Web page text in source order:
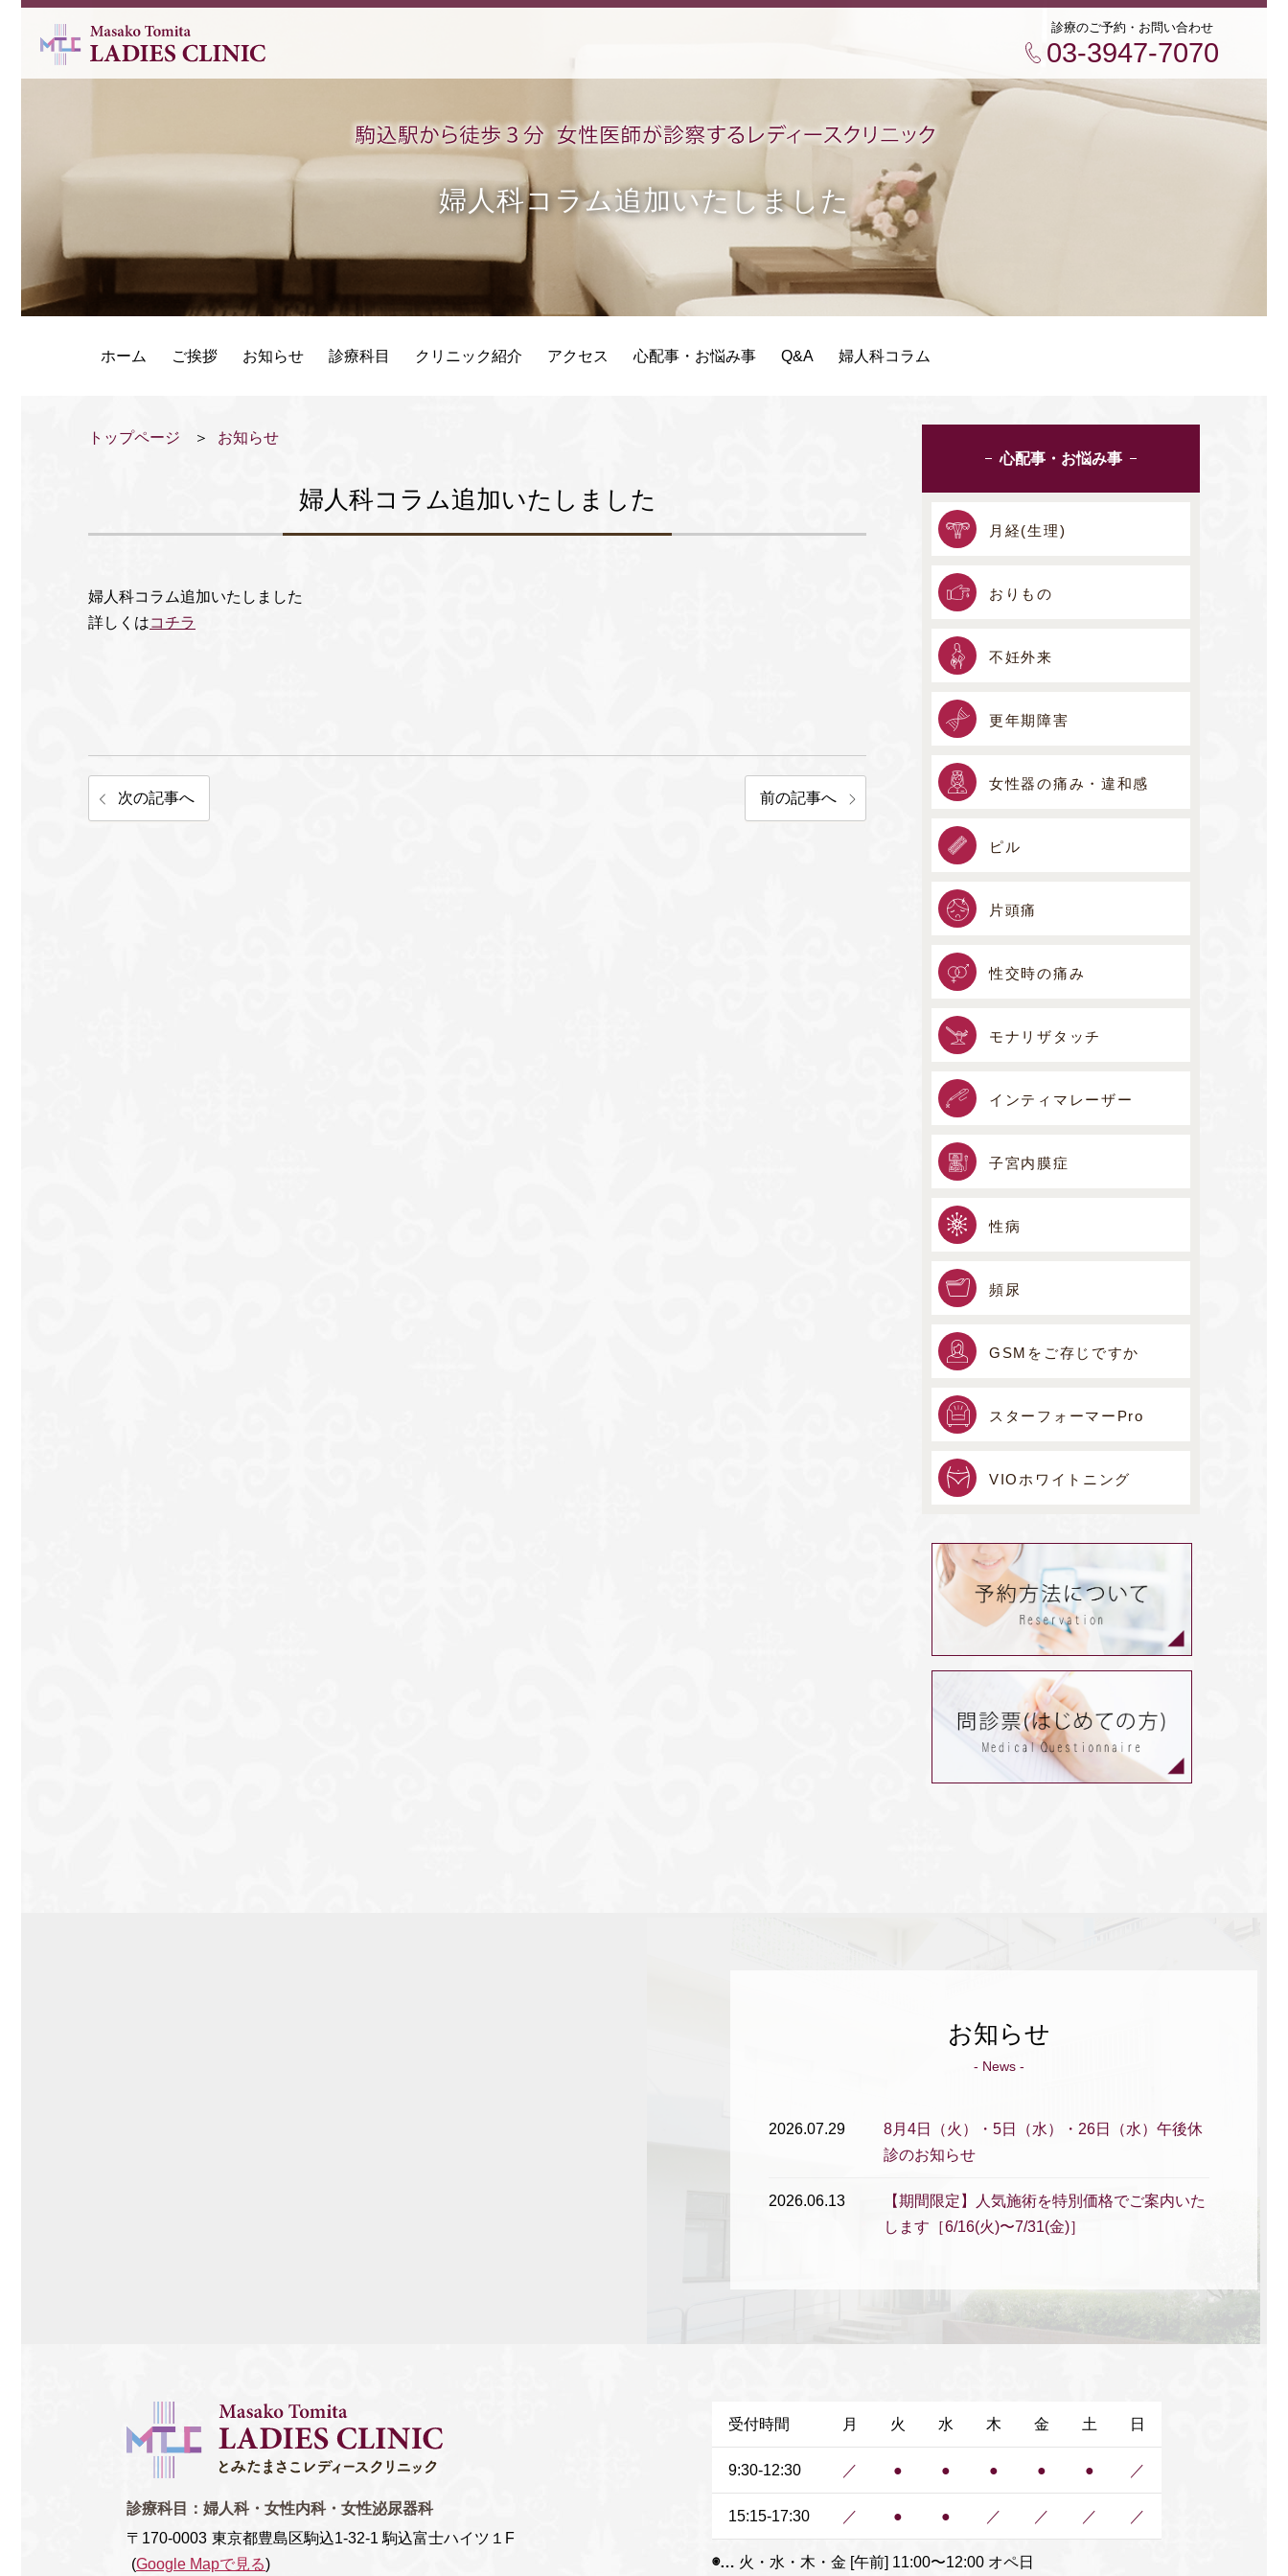
診療のご予約・お問い合わせ
03-3947-7070
婦人科コラム追加いたしました
ホーム ご挨拶 お知らせ 診療科目 クリニック紹介 アクセス 心配事・お悩み事 Q&A 婦人科コラム
トップページ お知らせ
婦人科コラム追加いたしました
婦人科コラム追加いたしました
詳しくはコチラ
次の記事へ 前の記事へ
心配事・お悩み事
月経(生理)
おりもの
不妊外来
更年期障害
女性器の痛み・違和感
ピル
片頭痛
性交時の痛み
モナリザタッチ
インティマレーザー
子宮内膜症
性病
頻尿
GSMをご存じですか
スターフォーマーPro
VIOホワイトニング
お知らせ
- News -
2026.07.29
8月4日（火）・5日（水）・26日（水）午後休
診のお知らせ
2026.06.13
【期間限定】人気施術を特別価格でご案内いた
します［6/16(火)〜7/31(金)］
本日（5/26）午後休診のお知らせ
2026.04.17 GW期間中の診療のお知らせ
2026.03.31
2026.03.13
【3月休診のお知らせ】3月24日(火)〜3月28日
(土)
受付時間 月 火 水 木 金 土 日
9:30-12:30 ／ ● ● ● ● ● ／
15:15-17:30 ／ ● ● ／ ／ ／ ／
◉… 火・水・木・金 [午前] 11:00〜12:00 オペ日
診療科目： 婦人科・女性内科・女性泌尿器科
〒170-0003 東京都豊島区駒込1-32-1 駒込富士ハイツ１F
(Google Mapで見る)